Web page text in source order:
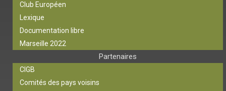
Club Européen
Lexique
Documentation libre
Marseille 2022
Partenaires
CIGB
Comités des pays voisins